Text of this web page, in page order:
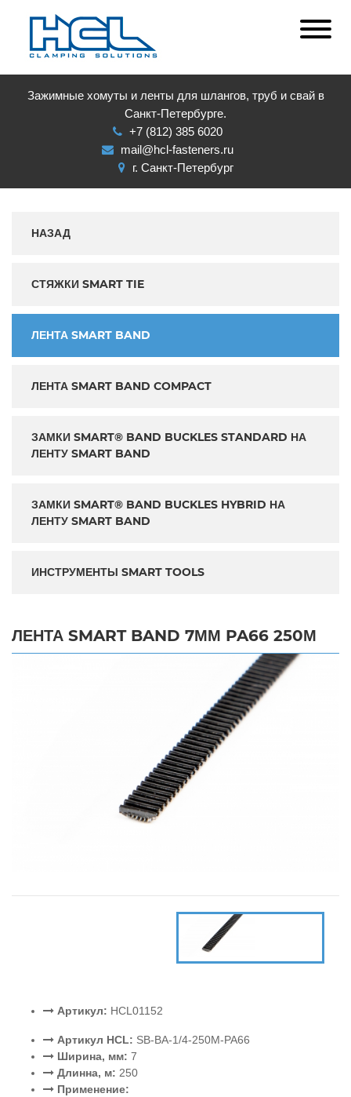
Зажимные хомуты и ленты для шлангов, труб и свай в
Санкт-Петербурге.
+7 (812) 385 6020
mail@hcl-fasteners.ru
г. Санкт-Петербург
НАЗАД
СТЯЖКИ SMART TIE
ЛЕНТА SMART BAND
ЛЕНТА SMART BAND COMPACT
ЗАМКИ SMART® BAND BUCKLES STANDARD НА
ЛЕНТУ SMART BAND
ЗАМКИ SMART® BAND BUCKLES HYBRID НА
ЛЕНТУ SMART BAND
ИНСТРУМЕНТЫ SMART TOOLS
ЛЕНТА SMART BAND 7ММ PA66 250М
Артикул: HCL01152
Артикул HCL: SB-BA-1/4-250M-PA66
Ширина, мм: 7
Длинна, м: 250
Применение: